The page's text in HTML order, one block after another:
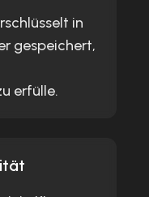
in
gespeichert,
erfülle.